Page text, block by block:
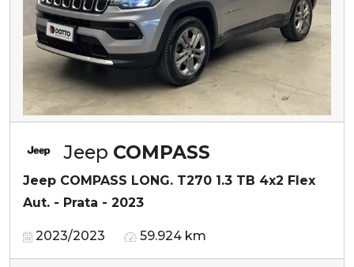
Jeep COMPASS
Jeep COMPASS LONG. T270 1.3 TB 4x2 Flex
Aut. - Prata - 2023
2023/2023 59.924 km